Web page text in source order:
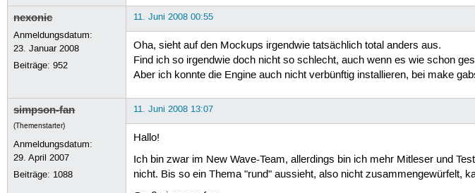
nexonic
Anmeldungsdatum:
23. Januar 2008
Beiträge:952
11. Juni 2008 00:55
Oha, sieht auf den Mockups irgendwie tatsächlich total anders aus.
Find ich so irgendwie doch nicht so schlecht, auch wenn es wie schon
Aber ich konnte die Engine auch nicht verbünftig installieren, bei make
simpson-fan
(Themenstarter)
Anmeldungsdatum:
29. April 2007
Beiträge: 1088
11. Juni 2008 13:07
Hallo!
Ich bin zwar im New Wave-Team, allerdings bin ich mehr Mitleser und
nicht. Bis so ein Thema "rund" aussieht, also nicht zusammengewürfelt,